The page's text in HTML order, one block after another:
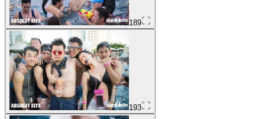
189
193